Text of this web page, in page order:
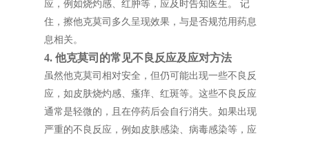
应，例如烧灼感、红肿等，应及时告知医生。 记
住，擦他克莫司多久呈现效果，与是否规范用药息
息相关。
4. 他克莫司的常见不良反应及应对方法
虽然他克莫司相对安全，但仍可能出现一些不良反
应，如皮肤烧灼感、瘙痒、红斑等。这些不良反应
通常是轻微的，且在停药后会自行消失。如果出现
严重的不良反应，例如皮肤感染、病毒感染等，应